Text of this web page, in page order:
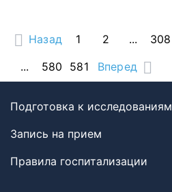
Назад 1 2 ... 308
...
580 581 Вперед
Подготовка к исследованиям
Запись на прием
Правила госпитализации